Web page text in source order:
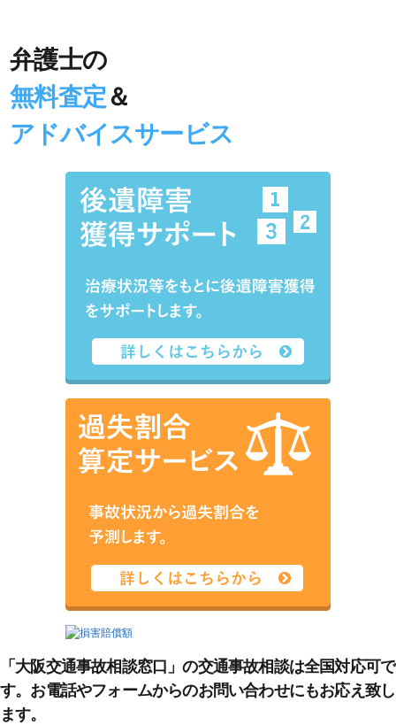
弁護士の
無料査定＆
アドバイスサービス
「大阪交通事故相談窓口」の交通事故相談は全国対応可で
す。お電話やフォームからのお問い合わせにもお応え致し
ます。